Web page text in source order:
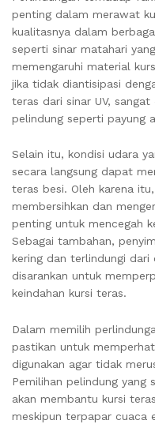
penting dalam merawat
kualitasnya dalam
seperti sinar matahari
memengaruhi material
jika tidak diantisipasi
teras dari sinar UV,
pelindung seperti payung
Selain itu, kondisi udara
secara langsung dapat
teras besi. Oleh karena
membersihkan dan
penting untuk mencegah
Sebagai tambahan,
kering dan terlindungi dari
disarankan untuk
keindahan kursi teras.
Dalam memilih
pastikan untuk
digunakan agar tidak
Pemilihan pelindung yang
akan membantu kursi
meskipun terpapar cuaca